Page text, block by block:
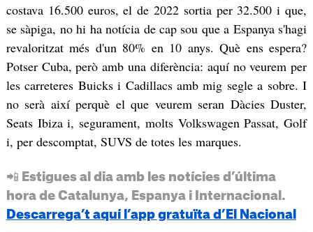
costava 16.500 euros, el de 2022 sortia per 32.500 i que,
se sàpiga, no hi ha notícia de cap sou que a Espanya s'hagi
revaloritzat més d'un 80% en 10 anys. Què ens espera?
Potser Cuba, però amb una diferència: aquí no veurem per
les carreteres Buicks i Cadillacs amb mig segle a sobre. I
no serà així perquè el que veurem seran Dàcies Duster,
Seats Ibiza i, segurament, molts Volkswagen Passat, Golf
i, per descomptat, SUVS de totes les marques.
📲 Estigues al dia amb les notícies d’última
hora de Catalunya, Espanya i Internacional.
Descarrega’t aquí l’app gratuïta d’El Nacional